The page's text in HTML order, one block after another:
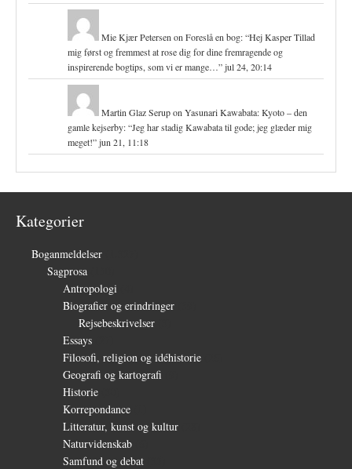
Mie Kjær Petersen on Foreslå en bog: “Hej Kasper Tillad
mig først og fremmest at rose dig for dine fremragende og
inspirerende bogtips, som vi er mange…”jul 24, 20:14
Martin Glaz Serupon Yasunari Kawabata: Kyoto – den
gamle kejserby: “Jeg har stadig Kawabata til gode; jeg glæder mig
meget!”jun 21, 11:18
Kategorier
Boganmeldelser
Sagprosa
Antropologi
Biografier og erindringer
Rejsebeskrivelser
Essays
Filosofi, religion og idéhistorie
Geografi og kartografi
Historie
Korrepondance
Litteratur, kunst og kultur
Naturvidenskab
Samfund og debat